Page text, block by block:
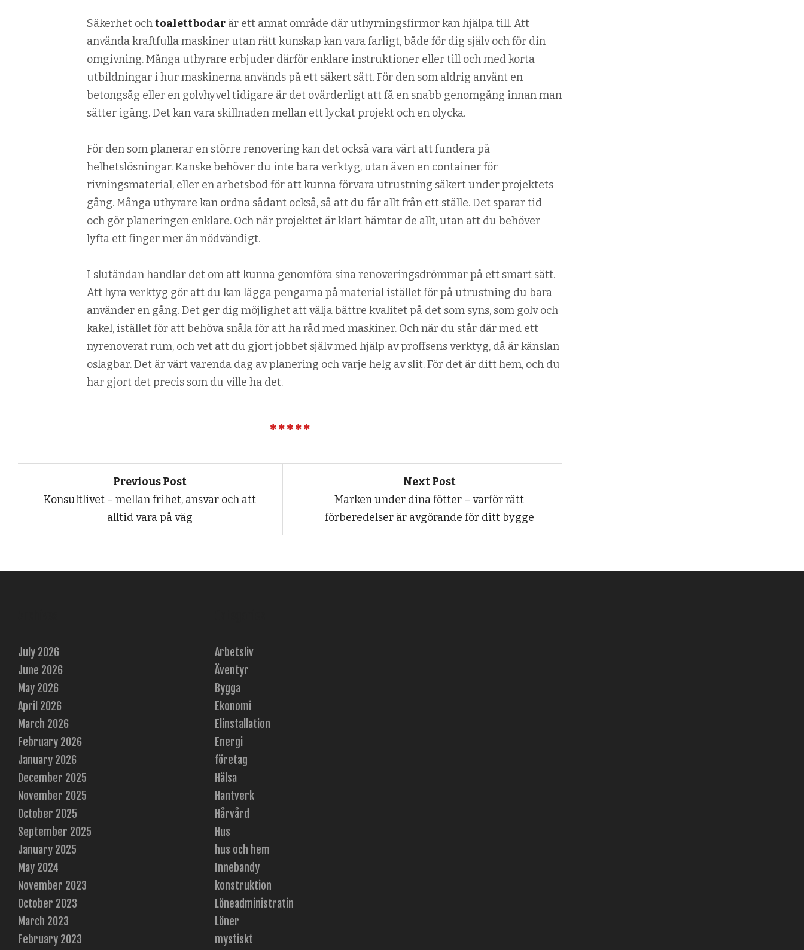
Säkerhet ochtoalettbodar är ett annat område där uthyrningsfirmor kan hjälpa till. Att
använda kraftfulla maskiner utan rätt kunskap kan vara farligt, både för dig själv och för din
omgivning. Många uthyrare erbjuder därför enklare instruktioner eller till och med korta
utbildningar i hur maskinerna används på ett säkert sätt. För den som aldrig använt en
betongsåg eller en golvhyvel tidigare är det ovärderligt att få en snabb genomgång innan man
sätter igång. Det kan vara skillnaden mellan ett lyckat projekt och en olycka.
För den som planerar en större renovering kan det också vara värt att fundera på
helhetslösningar. Kanske behöver du inte bara verktyg, utan även en container för
rivningsmaterial, eller en arbetsbod för att kunna förvara utrustning säkert under projektets
gång. Många uthyrare kan ordna sådant också, så att du får allt från ett ställe. Det sparar tid
och gör planeringen enklare. Och när projektet är klart hämtar de allt, utan att du behöver
lyfta ett finger mer än nödvändigt.
I slutändan handlar det om att kunna genomföra sina renoveringsdrömmar på ett smart sätt.
Att hyra verktyg gör att du kan lägga pengarna på material istället för på utrustning du bara
använder en gång. Det ger dig möjlighet att välja bättre kvalitet på det som syns, som golv och
kakel, istället för att behöva snåla för att ha råd med maskiner. Och när du står där med ett
nyrenoverat rum, och vet att du gjort jobbet själv med hjälp av proffsens verktyg, då är känslan
oslagbar. Det är värt varenda dag av planering och varje helg av slit. För det är ditt hem, och du
har gjort det precis som du ville ha det.
Previous Post
Konsultlivet – mellan frihet, ansvar och att
alltid vara på väg
Next Post
Marken under dina fötter – varför rätt
förberedelser är avgörande för ditt bygge
July 2026
June 2026
May 2026
April 2026
March 2026
February 2026
January 2026
December 2025
November 2025
October 2025
September 2025
January 2025
May 2024
November 2023
October 2023
March 2023
February 2023
Arbetsliv
Äventyr
Bygga
Ekonomi
Elinstallation
Energi
företag
Hälsa
Hantverk
Hårvård
Hus
hus och hem
Innebandy
konstruktion
Löneadministratin
Löner
mystiskt